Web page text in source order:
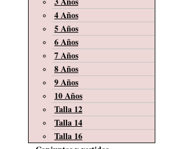
4 Años
5 Años
6 Años
7 Años
8 Años
9 Años
10 Años
Talla 12
Talla 14
Talla 16